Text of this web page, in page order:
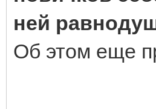
ней
Об этом еще